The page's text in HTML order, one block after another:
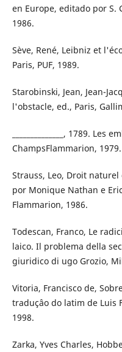
en Europe, editado por S.
1986.
Sève, René, Leibniz et
Paris, PUF, 1989.
Starobinski, Jean, Jean-
l'obstacle, ed., Paris,
______________, 1789.
ChampsFlammarion, 1979.
Strauss, Leo, Droit
por Monique Nathan e
Flammarion, 1986.
Todescan, Franco, Le
laico. Il problema della
giuridico di ugo Grozio,
Vitoria, Francisco de,
traduçâo do latim de Luis
1998.
Zarka, Yves Charles,